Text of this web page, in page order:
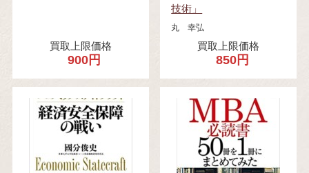
買取上限価格
900円
技術」
丸 幸弘
買取上限価格
850円